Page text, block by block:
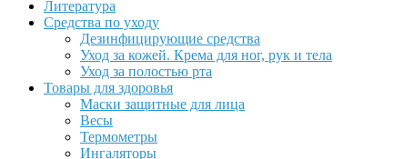
Литература
Средства по уходу
Дезинфицирующие средства
Уход за кожей. Крема для ног, рук и тела
Уход за полостью рта
Товары для здоровья
Маски защитные для лица
Весы
Термометры
Ингаляторы